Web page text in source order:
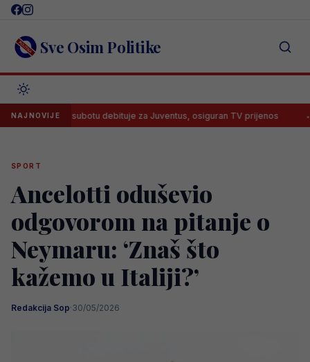
Skip
content Sve Osim Politike
NAJNOVIJE
u subotu debituje za Juventus, osiguran TV prijenos
SPORT
Ancelotti oduševio
odgovorom na pitanje o
Neymaru: ‘Znaš što
kažemo u Italiji?’
Redakcija Sop·30/05/2026